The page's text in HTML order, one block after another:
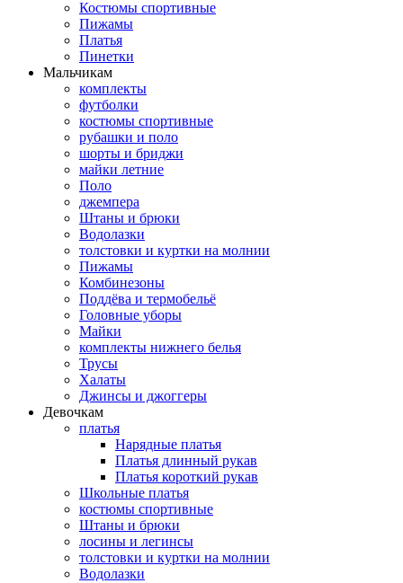
Костюмы спортивные
Пижамы
Платья
Пинетки
Мальчикам
комплекты
футболки
костюмы спортивные
рубашки и поло
шорты и бриджи
майки летние
Поло
джемпера
Штаны и брюки
Водолазки
толстовки и куртки на молнии
Пижамы
Комбинезоны
Поддёва и термобельё
Головные уборы
Майки
комплекты нижнего белья
Трусы
Халаты
Джинсы и джоггеры
Девочкам
платья
Нарядные платья
Платья длинный рукав
Платья короткий рукав
Школьные платья
костюмы спортивные
Штаны и брюки
лосины и легинсы
толстовки и куртки на молнии
Водолазки